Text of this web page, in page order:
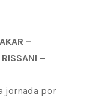
–
–
jornada por